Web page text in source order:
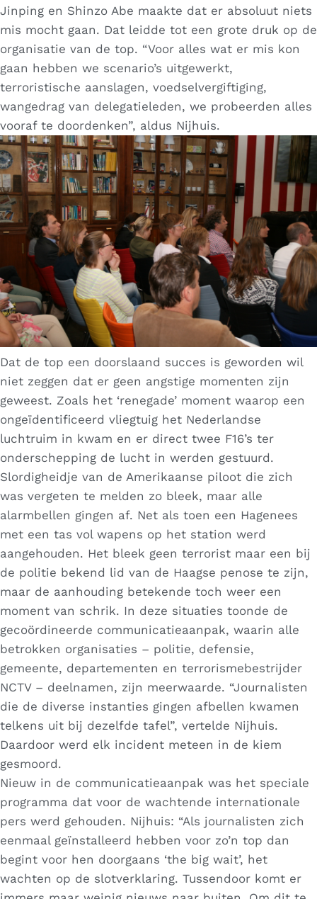
Jinping en Shinzo Abe maakte dat er absoluut niets
mis mocht gaan. Dat leidde tot een grote druk op de
organisatie van de top. “Voor alles wat er mis kon
gaan hebben we scenario’s uitgewerkt,
terroristische aanslagen, voedselvergiftiging,
wangedrag van delegatieleden, we probeerden alles
vooraf te doordenken”, aldus Nijhuis.
Dat de top een doorslaand succes is geworden wil
niet zeggen dat er geen angstige momenten zijn
geweest. Zoals het ‘renegade’ moment waarop een
ongeïdentificeerd vliegtuig het Nederlandse
luchtruim in kwam en er direct twee F16’s ter
onderschepping de lucht in werden gestuurd.
Slordigheidje van de Amerikaanse piloot die zich
was vergeten te melden zo bleek, maar alle
alarmbellen gingen af. Net als toen een Hagenees
met een tas vol wapens op het station werd
aangehouden. Het bleek geen terrorist maar een bij
de politie bekend lid van de Haagse penose te zijn,
maar de aanhouding betekende toch weer een
moment van schrik. In deze situaties toonde de
gecoördineerde communicatieaanpak, waarin alle
betrokken organisaties – politie, defensie,
gemeente, departementen en terrorismebestrijder
NCTV – deelnamen, zijn meerwaarde. “Journalisten
die de diverse instanties gingen afbellen kwamen
telkens uit bij dezelfde tafel”, vertelde Nijhuis.
Daardoor werd elk incident meteen in de kiem
gesmoord.
Nieuw in de communicatieaanpak was het speciale
programma dat voor de wachtende internationale
pers werd gehouden. Nijhuis: “Als journalisten zich
eenmaal geïnstalleerd hebben voor zo’n top dan
begint voor hen doorgaans ‘the big wait’, het
wachten op de slotverklaring. Tussendoor komt er